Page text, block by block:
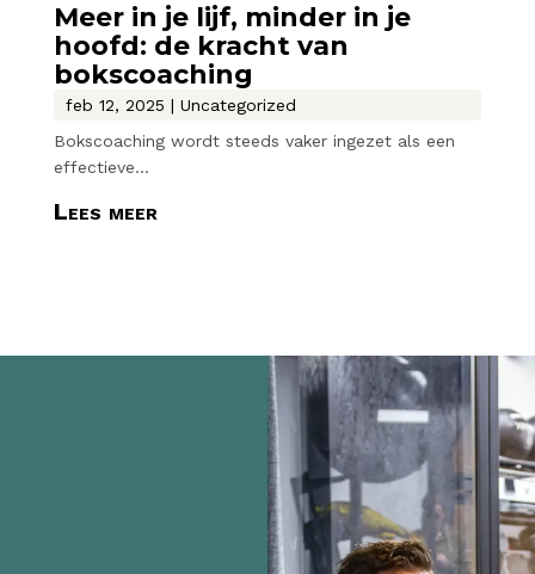
Meer in je lijf, minder in je
hoofd: de kracht van
bokscoaching
feb 12, 2025 | Uncategorized
Bokscoaching wordt steeds vaker ingezet als een
effectieve...
Lees meer